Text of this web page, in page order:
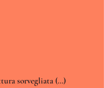
sorvegliata (...)